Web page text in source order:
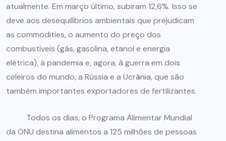
atualmente. Em março último, subiram 12,6%. Isso se
deve aos desequilíbrios ambientais que prejudicam
as commodities, o aumento do preço dos
combustíveis (gás, gasolina, etanol e energia
elétrica), à pandemia e, agora, à guerra em dois
celeiros do mundo, a Rússia e a Ucrânia, que são
também importantes exportadores de fertilizantes.
Todos os dias, o Programa Alimentar Mundial
da ONU destina alimentos a 125 milhões de pessoas